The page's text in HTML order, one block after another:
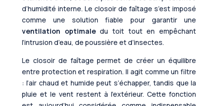
d’humidité interne. Le closoir de faîtage s’est imposé
comme une solution fiable pour garantir une
ventilation optimaledu toit tout en empêchant
l’intrusion d’eau, de poussière et d’insectes.
Le closoir de faîtage permet de créer un équilibre
entre protection et respiration. Il agit comme un filtre
: l’air chaud et humide peut s’échapper, tandis que la
pluie et le vent restent à l’extérieur. Cette fonction